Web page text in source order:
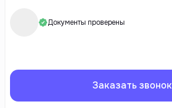
Документы проверены
Заказать звонок